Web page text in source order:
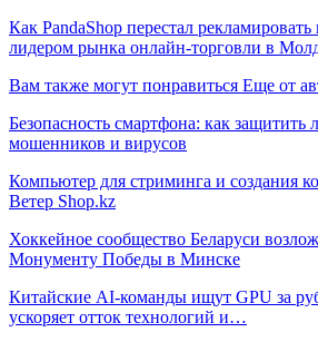
Как PandaShop перестал рекламировать
лидером рынка онлайн-торговли в
Вам также могут понравиться Еще от
Безопасность смартфона: как
мошенников и вирусов
Компьютер для стриминга и создания
Ветер Shop.kz
Хоккейное сообщество Беларуси
Монументу Победы в Минске
Китайские AI-команды ищут GPU за
ускоряет отток технологий и…